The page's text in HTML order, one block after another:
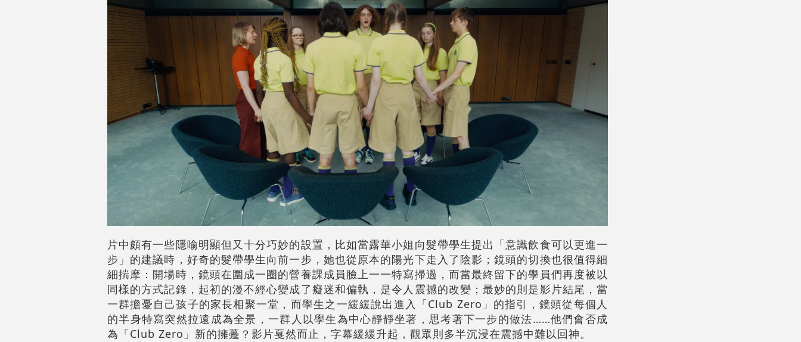
片中頗有一些隱喻明顯但又十分巧妙的設置，比如當露華小姐向髮帶學生提出「意識飲食可以更進一
步」的建議時，好奇的髮帶學生向前一步，她也從原本的陽光下走入了陰影；鏡頭的切換也很值得細
細揣摩：開場時，鏡頭在圍成一圈的營養課成員臉上一一特寫掃過，而當最終留下的學員們再度被以
同樣的方式記錄，起初的漫不經心變成了癡迷和偏執，是令人震撼的改變；最妙的則是影片結尾，當
一群擔憂自己孩子的家長相聚一堂，而學生之一緩緩說出進入「Club Zero」的指引，鏡頭從每個人
的半身特寫突然拉遠成為全景，一群人以學生為中心靜靜坐著，思考著下一步的做法……他們會否成
為「Club Zero」新的擁躉？影片戛然而止，字幕緩緩升起，觀眾則多半沉浸在震撼中難以回神。